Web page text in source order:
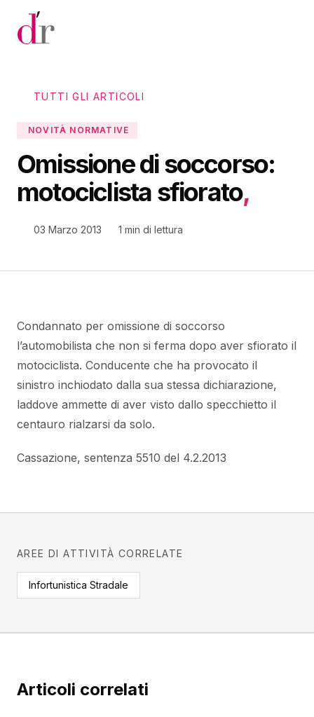
Vai al contenuto principale
TUTTI GLI ARTICOLI
NOVITÀ NORMATIVE
Omissione di soccorso:
motociclista sfiorato,
03 Marzo 2013 1 min di lettura
Condannato per omissione di soccorso
l’automobilista che non si ferma dopo aver sfiorato il
motociclista. Conducente che ha provocato il
sinistro inchiodato dalla sua stessa dichiarazione,
laddove ammette di aver visto dallo specchietto il
centauro rialzarsi da solo.
Cassazione, sentenza 5510 del 4.2.2013
AREE DI ATTIVITÀ CORRELATE
Infortunistica Stradale
Articoli correlati